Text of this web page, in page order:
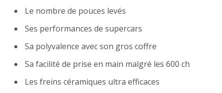
Le nombre de pouces levés
Ses performances de supercars
Sa polyvalence avec son gros coffre
Sa facilité de prise en main malgré les 600 ch
Les freins céramiques ultra efficaces